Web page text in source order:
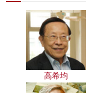
高希均